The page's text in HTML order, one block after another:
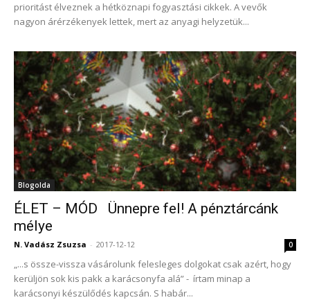
prioritást élveznek a hétköznapi fogyasztási cikkek. A vevők
nagyon árérzékenyek lettek, mert az anyagi helyzetük...
Blogolda
ÉLET – MÓD Ünnepre fel! A pénztárcánk
mélye
N. Vadász Zsuzsa - 2017-12-12 0
„...s össze-vissza vásárolunk felesleges dolgokat csak azért, hogy
kerüljön sok kis pakk a karácsonyfa alá” - írtam minap a
karácsonyi készülődés kapcsán. S habár...